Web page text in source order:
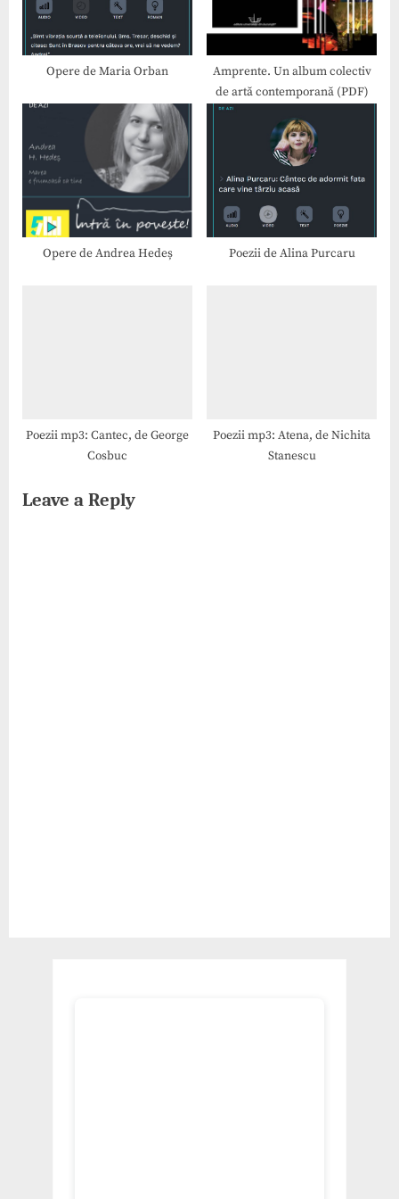
P
o
Opere de Maria Orban
Amprente. Un album colectiv
de artă contemporană (PDF)
Opere de Andrea Hedeș Poezii de Alina Purcaru
Poezii mp3: Cantec, de George
Cosbuc
Poezii mp3: Atena, de Nichita
Stanescu
Leave a Reply